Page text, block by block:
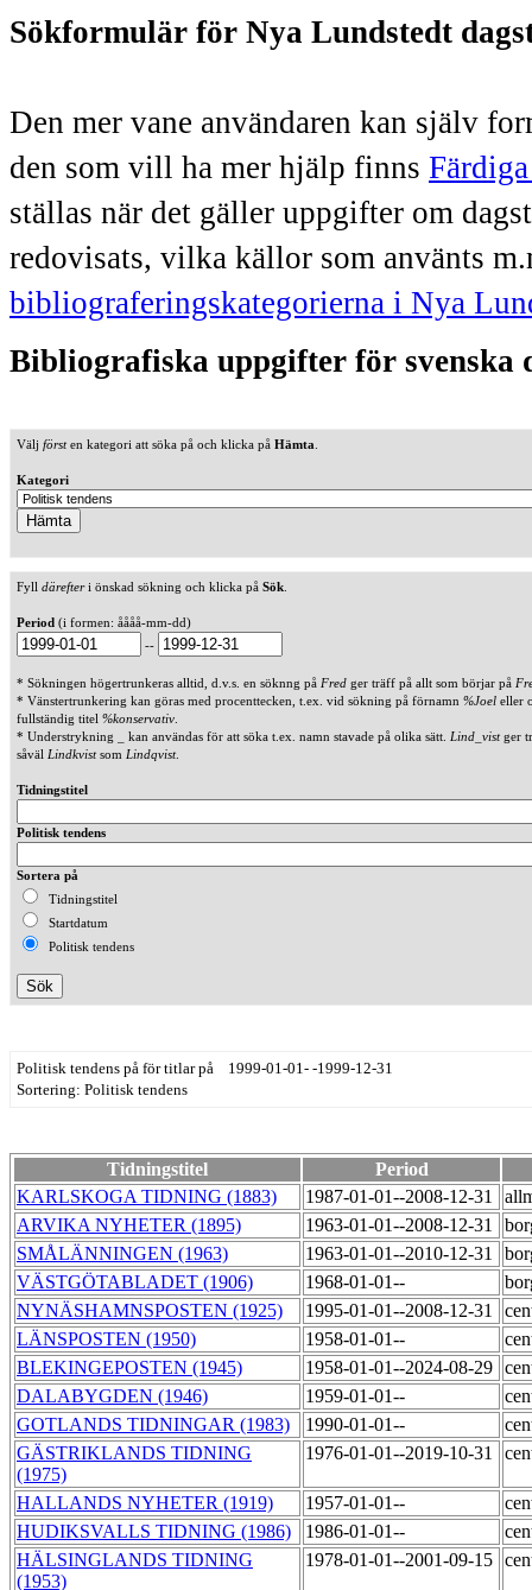
Sökformulär för Nya Lundstedt
Den mer vane användaren kan själv
den som vill ha mer hjälp finns
ställas när det gäller uppgifter om
redovisats, vilka källor som använts
bibliograferingskategorierna i Nya
Bibliografiska uppgifter för svenska
Välj försten kategori att söka på och klicka på Hämta
Kategori
Fyll därefteri önskad sökning och klicka på Sök
Period (i formen: åååå-mm-dd)
--
* Sökningen högertrunkeras alltid, d.v.s. en söknng på Fred ger träff på allt som börjar på
* Vänstertrunkering kan göras med procenttecken, t.ex. vid sökning på förnamn %Joel eller
fullständig titel %konservativ
* Understrykning _ kan användas för att söka t.ex. namn stavade på olika sätt. Lind_vistger
såväl Lindkvistsom Lindqvist.
Tidningstitel
Politisk tendens
Sortera på
Tidningstitel
Startdatum
Politisk tendens
Politisk tendens på för titlar på 1999-01-01- -1999-12-31
Sortering: Politisk tendens
Tidningstitel
Period
KARLSKOGA TIDNING (1883)
1987-01-01--2008-12-31
ARVIKA NYHETER (1895)
1963-01-01--2008-12-31
SMÅLÄNNINGEN (1963)
1963-01-01--2010-12-31
VÄSTGÖTABLADET (1906)
1968-01-01--
NYNÄSHAMNSPOSTEN (1925)
1995-01-01--2008-12-31
LÄNSPOSTEN (1950)
1958-01-01--
BLEKINGEPOSTEN (1945)
1958-01-01--2024-08-29
DALABYGDEN (1946)
1959-01-01--
GOTLANDS TIDNINGAR (1983)
1990-01-01--
GÄSTRIKLANDS TIDNING
(1975)
1976-01-01--2019-10-31
HALLANDS NYHETER (1919) 1957-01-01--
HUDIKSVALLS TIDNING (1986)
1986-01-01--
HÄLSINGLANDS TIDNING
(1953)
1978-01-01--2001-09-15